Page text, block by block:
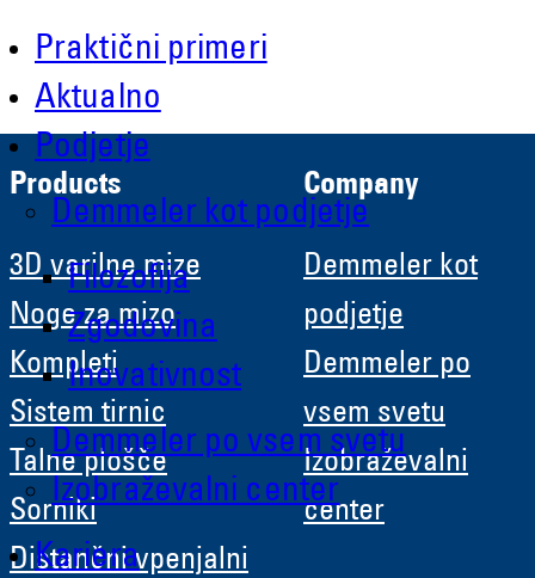
Praktični primeri
Aktualno
Podjetje
Demmeler kot podjetje
Filozofija
Zgodovina
Inovativnost
Demmeler po vsem svetu
Izobraževalni center
Kariera
Roboter GmbH
HRB 11639
Products
3D varilne mize
Noge za mizo
Kompleti
Sistem tirnic
Talne plošče
Sorniki
Distančni vpenjalni
Company
Demmeler kot
podjetje
Demmeler po
vsem svetu
Izobraževalni
center